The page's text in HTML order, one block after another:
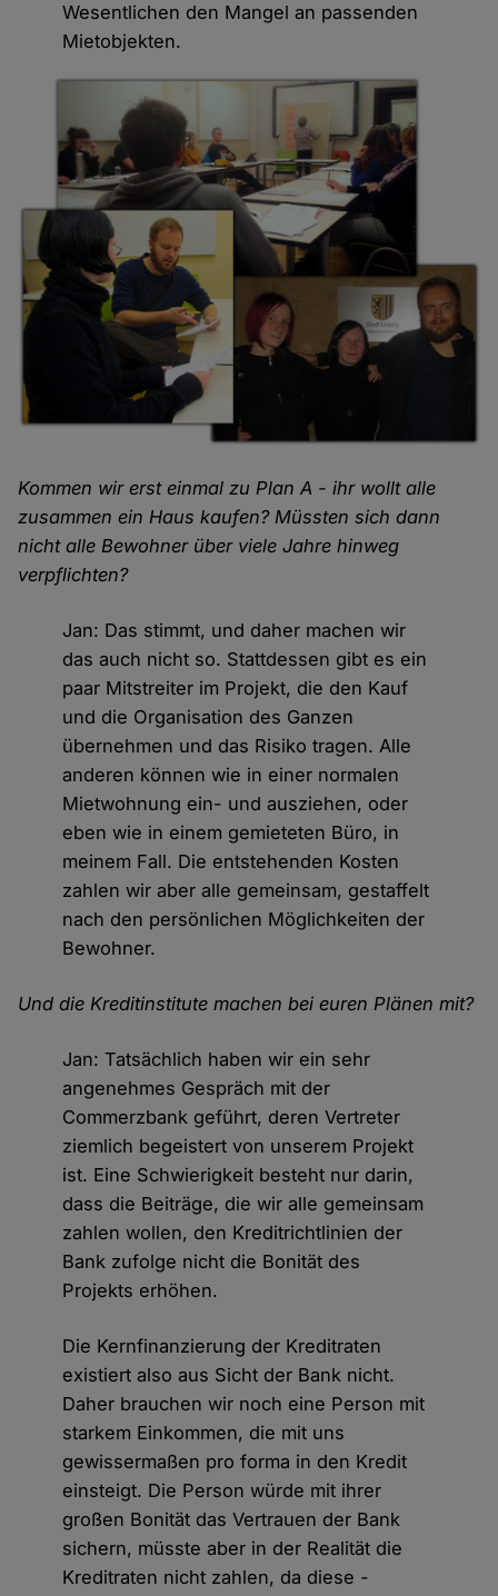
Wesentlichen den Mangel an passenden
Mietobjekten.
Kommen wir erst einmal zu Plan A - ihr wollt alle
zusammen ein Haus kaufen? Müssten sich dann
nicht alle Bewohner über viele Jahre hinweg
verpflichten?
Jan: Das stimmt, und daher machen wir
das auch nicht so. Stattdessen gibt es ein
paar Mitstreiter im Projekt, die den Kauf
und die Organisation des Ganzen
übernehmen und das Risiko tragen. Alle
anderen können wie in einer normalen
Mietwohnung ein- und ausziehen, oder
eben wie in einem gemieteten Büro, in
meinem Fall. Die entstehenden Kosten
zahlen wir aber alle gemeinsam, gestaffelt
nach den persönlichen Möglichkeiten der
Bewohner.
Und die Kreditinstitute machen bei euren Plänen mit?
Jan: Tatsächlich haben wir ein sehr
angenehmes Gespräch mit der
Commerzbank geführt, deren Vertreter
ziemlich begeistert von unserem Projekt
ist. Eine Schwierigkeit besteht nur darin,
dass die Beiträge, die wir alle gemeinsam
zahlen wollen, den Kreditrichtlinien der
Bank zufolge nicht die Bonität des
Projekts erhöhen.
Die Kernfinanzierung der Kreditraten
existiert also aus Sicht der Bank nicht.
Daher brauchen wir noch eine Person mit
starkem Einkommen, die mit uns
gewissermaßen pro forma in den Kredit
einsteigt. Die Person würde mit ihrer
großen Bonität das Vertrauen der Bank
sichern, müsste aber in der Realität die
Kreditraten nicht zahlen, da diese -